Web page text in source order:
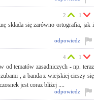
składa się zarówno ortografia, jak i
2 1
odpowiedz
od tematów zasadniczych - np. teraz
, a banda z wiejskiej cieszy się
jest coraz bliżej ....
4 1
odpowiedz